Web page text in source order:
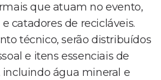
que atuam no evento,
catadores de recicláveis.
técnico, serão distribuídos
e itens essenciais de
incluindo água mineral e